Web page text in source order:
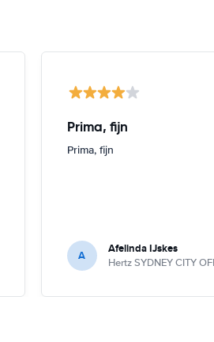
Prima, fijn
Prima, fijn
A Afelinda IJskes
Hertz SYDNEY CITY